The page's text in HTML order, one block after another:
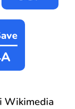
Wikimedia